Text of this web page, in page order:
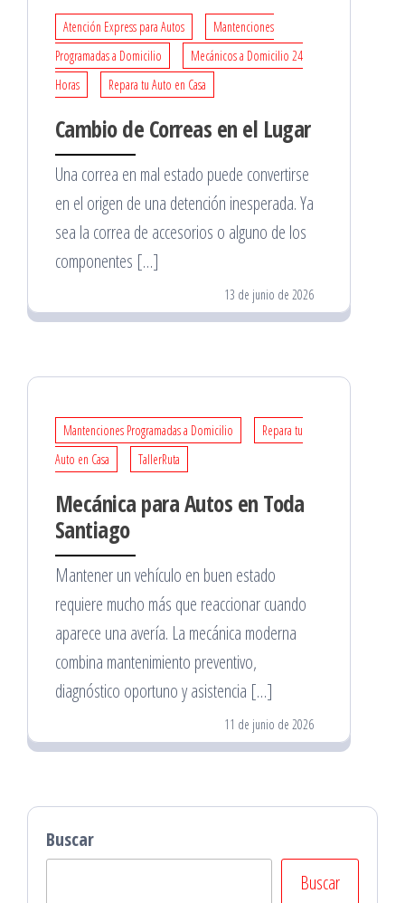
Atención Express para Autos
Mantenciones
Programadas a Domicilio
Mecánicos a Domicilio 24
Horas
Repara tu Auto en Casa
Cambio de Correas en el Lugar
Una correa en mal estado puede convertirse
en el origen de una detención inesperada. Ya
sea la correa de accesorios o alguno de los
componentes […]
13 de junio de 2026
Mantenciones Programadas a Domicilio
Repara tu
Auto en Casa
TallerRuta
Mecánica para Autos en Toda
Santiago
Mantener un vehículo en buen estado
requiere mucho más que reaccionar cuando
aparece una avería. La mecánica moderna
combina mantenimiento preventivo,
diagnóstico oportuno y asistencia […]
11 de junio de 2026
Buscar
Buscar